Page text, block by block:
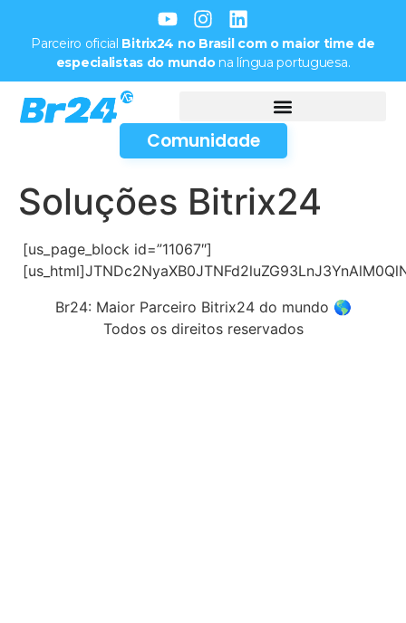
Parceiro oficial Bitrix24 no Brasil com o maior time de
especialistas do mundona língua portuguesa.
Comunidade
Soluções Bitrix24
[us_page_block id=”11067″]
Br24: Maior Parceiro Bitrix24 do mundo 🌎
Todos os direitos reservados